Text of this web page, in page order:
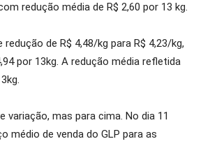
redução média de R$ 2,60 por 13 kg.
redução de R$ 4,48/kg para R$ 4,23/kg,
por 13kg. A redução média refletida
variação, mas para cima. No dia 11
médio de venda do GLP para as